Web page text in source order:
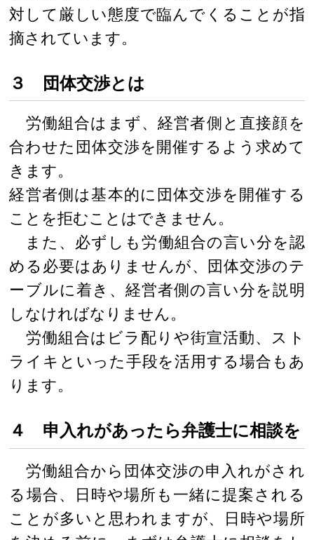
対して厳しい態度で臨んでくることが指
摘されています。
３ 団体交渉とは
労働組合はまず、経営者側と直接顔を
合わせた団体交渉を開催するよう求めて
きます。
経営者側は基本的に団体交渉を開催する
ことを拒むことはできません。
また、必ずしも労働組合の言い分を認
める必要はありませんが、団体交渉のテ
ーブルに着き、経営者側の言い分を説明
しなければなりません。
労働組合はビラ配りや街宣活動、スト
ライキといった手段を活用する場合もあ
ります。
４ 申入れがあったら弁護士に相談を
労働組合から団体交渉の申入れがされ
る場合、日時や場所も一緒に提案される
ことが多いと思われますが、日時や場所